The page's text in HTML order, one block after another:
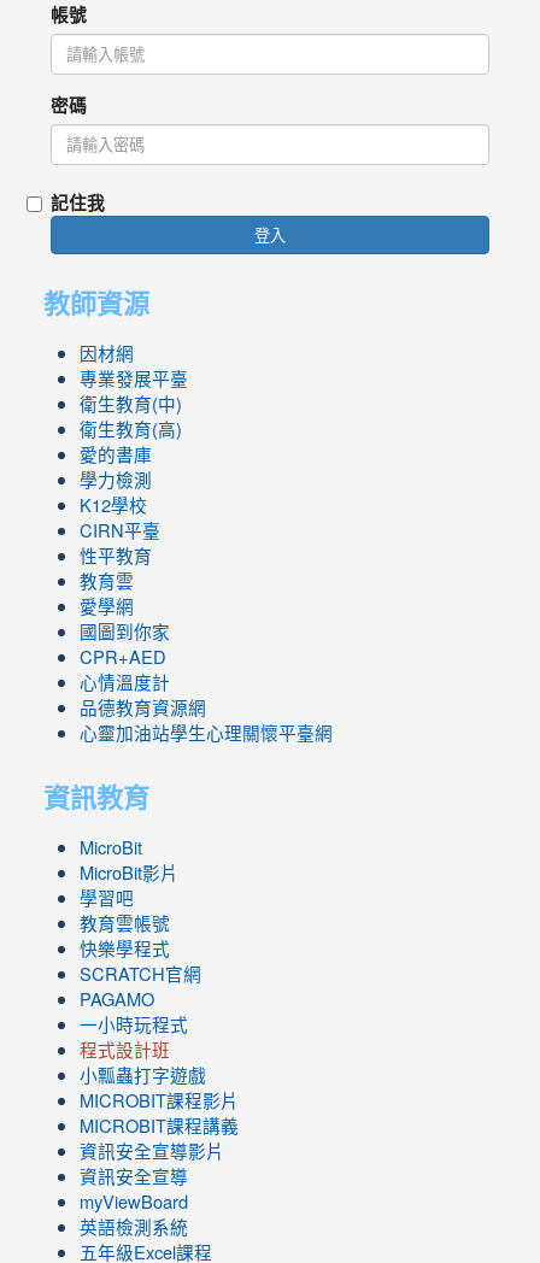
帳號
密碼
記住我
登入
教師資源
因材網
專業發展平臺
衛生教育(中)
衛生教育(高)
愛的書庫
學力檢測
K12學校
CIRN平臺
性平教育
教育雲
愛學網
國圖到你家
CPR+AED
心情溫度計
品德教育資源網
心靈加油站學生心理關懷平臺網
資訊教育
MicroBit
MicroBit影片
學習吧
教育雲帳號
快樂學程式
SCRATCH官網
PAGAMO
一小時玩程式
程式設計班
小瓢蟲打字遊戲
link
to
https://www.youtube.com/channel/UC8LghzcV5-
ZBGmXwlbUndNA/videos?
view=0&sort=dd&shelf_id=0
MICROBIT課程影片
link
to
https://www.youtube.com/channel/UC8LghzcV5-
ZBGmXwlbUndNA/videos?
view=0&sort=dd&shelf_id=0
MICROBIT課程講義
資訊安全宣導影片
資訊安全宣導
myViewBoard
英語檢測系統
五年級Excel課程